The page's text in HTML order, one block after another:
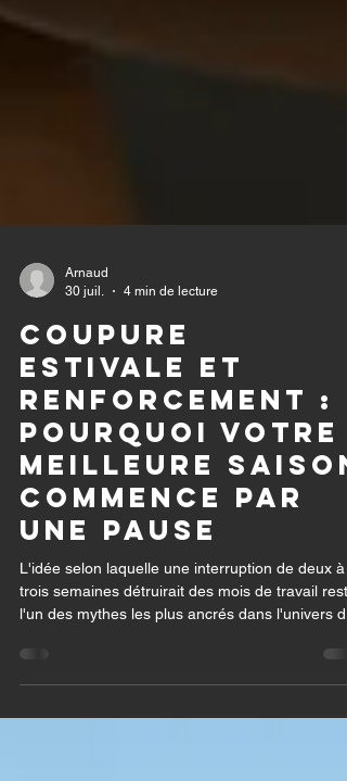
30 juil.
4 min de lecture
Coupure
estivale et
renforcement :
Pourquoi votre
meilleure saison
commence par
une pause
trois semaines détruirait des mois de travail reste
l'un des mythes les plus ancrés dans l'univers du